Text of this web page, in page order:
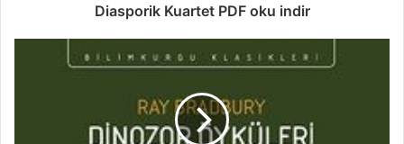
Diasporik Kuartet PDF oku indir